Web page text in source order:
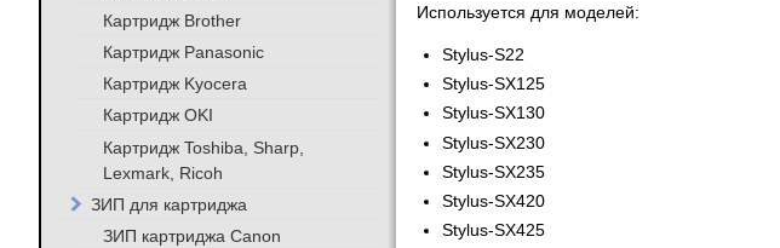
Используется для моделей:
Stylus-S22
Stylus-SX125
Stylus-SX130
Stylus-SX230
Stylus-SX235
Stylus-SX420
Stylus-SX425
Картридж Brother
Картридж Panasonic
Картридж Kyocera
Картридж OKI
Картридж Toshiba, Sharp,
Lexmark, Ricoh
ЗИП для картриджа
ЗИП картриджа Canon